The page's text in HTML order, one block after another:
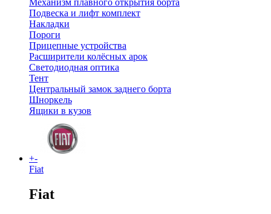
Подвеска и лифт комплект
Накладки
Пороги
Прицепные устройства
Расширители колёсных арок
Светодиодная оптика
Тент
Центральный замок заднего борта
Шноркель
Ящики в кузов
+-
Fiat
Fiat